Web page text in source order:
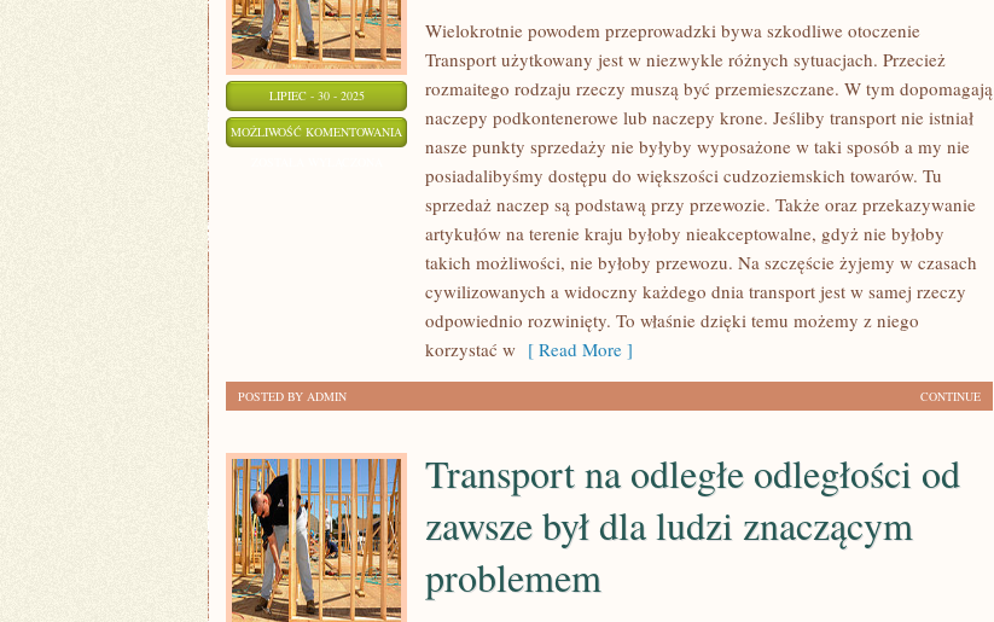
LIPIEC - 30 - 2025
MOŻLIWOŚĆ KOMENTOWANIA TRANSPORT
WYKORZYSTYWANY
JEST
SYTUACJACH
Wielokrotnie powodem przeprowadzki bywa szkodliwe otoczenie
Transport użytkowany jest w niezwykle różnych sytuacjach. Przecież
rozmaitego rodzaju rzeczy muszą być przemieszczane. W tym dopomagają
naczepy podkontenerowe lub naczepy krone. Jeśliby transport nie istniał
nasze punkty sprzedaży nie byłyby wyposażone w taki sposób a my nie
posiadalibyśmy dostępu do większości cudzoziemskich towarów. Tu
sprzedaż naczep są podstawą przy przewozie. Także oraz przekazywanie
artykułów na terenie kraju byłoby nieakceptowalne, gdyż nie byłoby
takich możliwości, nie byłoby przewozu. Na szczęście żyjemy w czasach
cywilizowanych a widoczny każdego dnia transport jest w samej rzeczy
odpowiednio rozwinięty. To właśnie dzięki temu możemy z niego
korzystać w [ Read More ]
CONTINUE
POSTED BY ADMIN
Transport na odległe odległości od
zawsze był dla ludzi znaczącym
problemem